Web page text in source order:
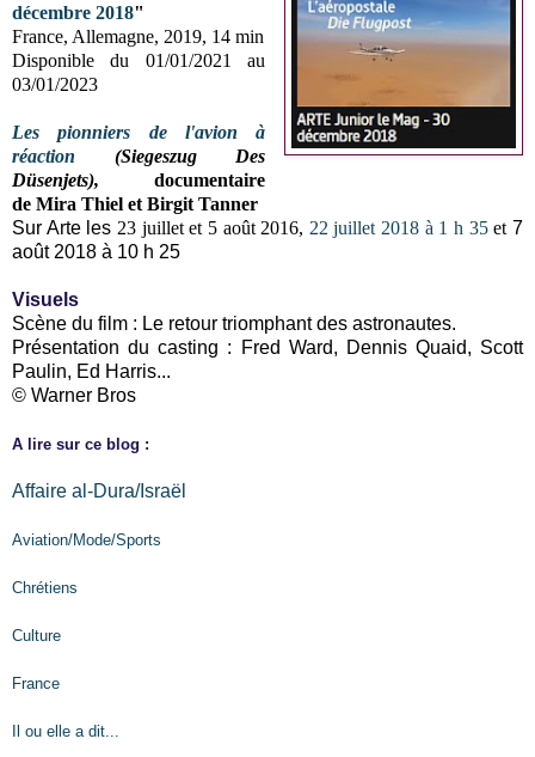
décembre 2018"
France, Allemagne, 2019, 14 min
Disponible du 01/01/2021 au
03/01/2023
Les pionniers de l'avion à
réaction (Siegeszug Des
Düsenjets),documentaire
de Mira Thiel et Birgit Tanner
Sur Arte les 23 juillet et 5 août 2016, 22 juillet 2018 à 1 h 35et7
août 2018 à 10 h 25
Visuels
Scène du film : Le retour triomphant des astronautes.
Présentation du casting : Fred Ward, Dennis Quaid, Scott
Paulin, Ed Harris...
© Warner Bros
A lire sur ce blog :
Affaire al-Dura/Israël
Aviation/Mode/Sports
Chrétiens
Culture
France
Il ou elle a dit...